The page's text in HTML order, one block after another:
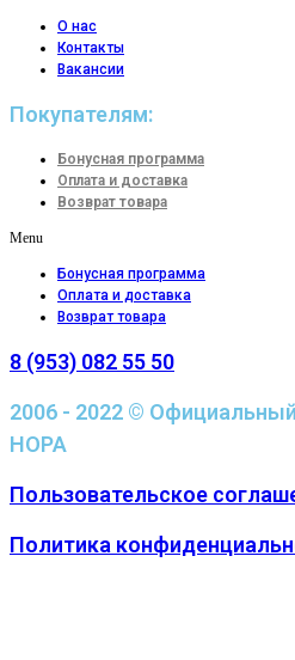
О нас
Контакты
Вакансии
Покупателям:
Бонусная программа
Оплата и доставка
Возврат товара
Menu
Бонусная программа
Оплата и доставка
Возврат товара
8 (953) 082 55 50
2006 - 2022 ©
НОРА
Пользовательское
Политика